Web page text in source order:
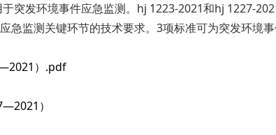
突发环境事件应急监测。hj 1223-2021和hj 1227-
监测关键环节的技术要求。3项标准可为突发环境事
）.pdf
）